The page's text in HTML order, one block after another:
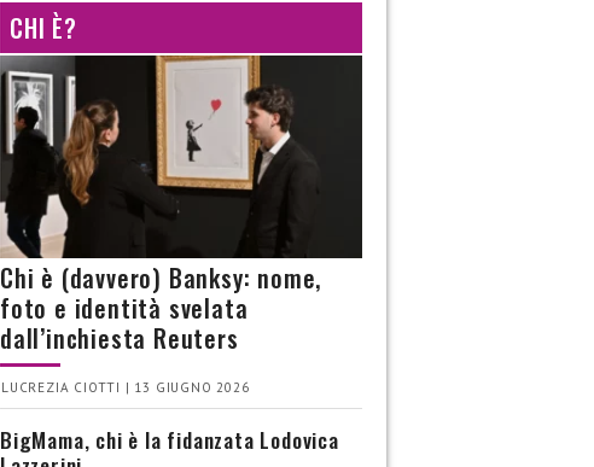
CHI È?
Chi è (davvero) Banksy: nome,
foto e identità svelata
dall’inchiesta Reuters
LUCREZIA CIOTTI | 13 GIUGNO 2026
BigMama, chi è la fidanzata Lodovica